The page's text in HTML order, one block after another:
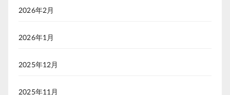
2026年2月
2026年1月
2025年12月
2025年11月